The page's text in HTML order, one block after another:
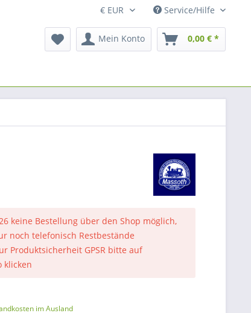
Service/Hilfe
Mein Konto 0,00 € *
keine Bestellung über den Shop möglich,
noch telefonisch Restbestände
Produktsicherheit GPSR bitte auf
klicken
im Ausland